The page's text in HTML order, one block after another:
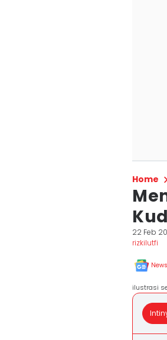
Home
22 Feb
rizkilutfi
News
ilustrasi